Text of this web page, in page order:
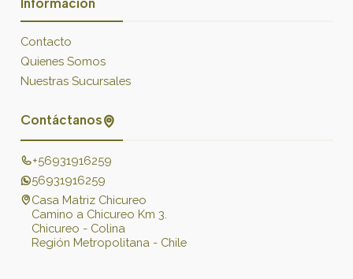
Información
Contacto
Quienes Somos
Nuestras Sucursales
Contáctanos
+56931916259
56931916259
Casa Matriz Chicureo
Camino a Chicureo Km 3.
Chicureo - Colina
Región Metropolitana - Chile